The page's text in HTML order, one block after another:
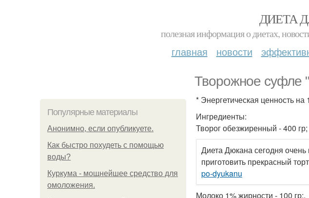
ДИЕТА
полезная информация о диетах,
главная новости
Творожное суфле
Популярные материалы
Анонимно, если опубликуете.
Как быстро похудеть с помощью
воды?
Куркума - мощнейшее средство для
омоложения.
* Энергетическая ценность на
Ингредиенты:
Творог обезжиренный - 400 гр;
Диета Дюкана сегодня
приготовить прекрасный
po-dyukanu
Молоко 1% жирности - 100 гр;.